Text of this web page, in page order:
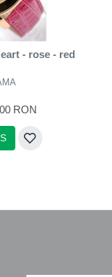
- rose - red
RON